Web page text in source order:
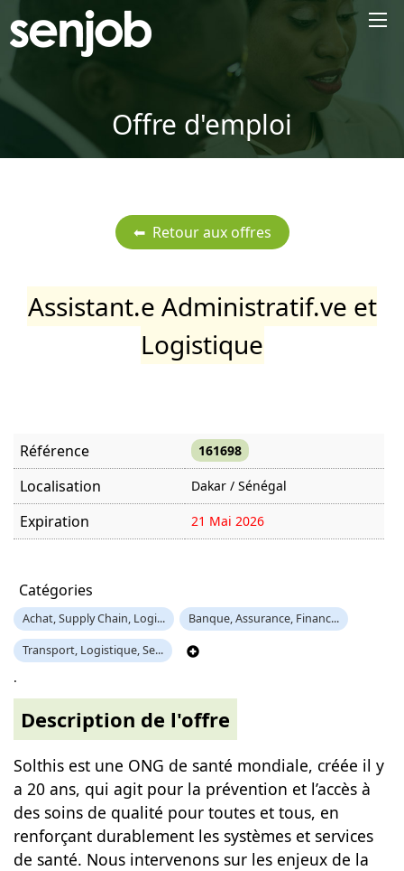
Offre d'emploi
Assistant.e Administratif.ve et
Logistique
Référence 161698
Localisation Dakar / Sénégal
Expiration 21 Mai 2026
Catégories
Achat, Supply Chain, Logi... Banque, Assurance, Financ...
Transport, Logistique, Se...
.
Description de l'offre
Solthis est une ONG de santé mondiale, créée il y
a 20 ans, qui agit pour la prévention et l’accès à
des soins de qualité pour toutes et tous, en
renforçant durablement les systèmes et services
de santé. Nous intervenons sur les enjeux de la